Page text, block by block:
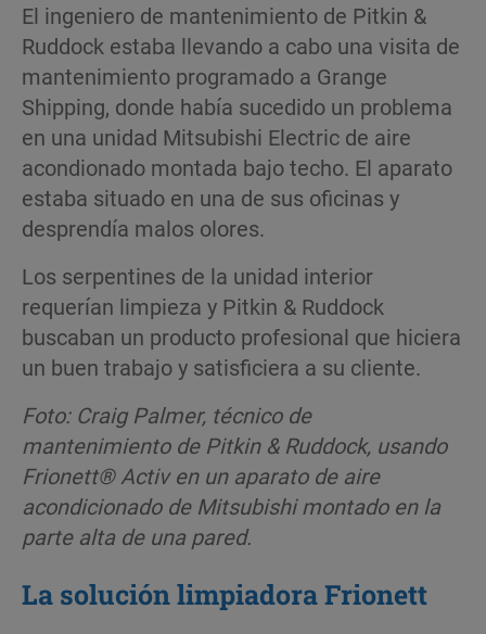
El ingeniero de mantenimiento de Pitkin &
Ruddock estaba llevando a cabo una visita de
mantenimiento programado a Grange
Shipping, donde había sucedido un problema
en una unidad Mitsubishi Electric de aire
acondionado montada bajo techo. El aparato
estaba situado en una de sus oficinas y
desprendía malos olores.
Los serpentines de la unidad interior
requerían limpieza y Pitkin & Ruddock
buscaban un producto profesional que hiciera
un buen trabajo y satisficiera a su cliente.
Foto: Craig Palmer, técnico de
mantenimiento de Pitkin & Ruddock, usando
Frionett® Activ en un aparato de aire
acondicionado de Mitsubishi montado en la
parte alta de una pared.
La solución limpiadora Frionett